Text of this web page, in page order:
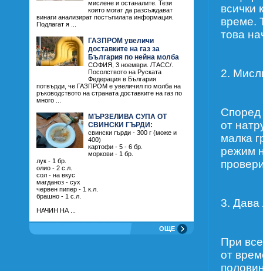
мислене и останалите. Тези
които могат да разсъждават
винаги анализират постъпилата информация.
Подлагат я ...
ГАЗПРОМ увеличи
доставките на газ за
България по нейна молба
СОФИЯ, 3 ноември. /ТАСС/.
Посолството на Руската
Федерация в България
потвърди, че ГАЗПРОМ е увеличил по молба на
ръководството на страната доставките на газ по
много ...
МЪРЗЕЛИВА СУПА ОТ
СВИНСКИ ГЪРДИ:
свински гърди - 300 г (може и
400)
картофи - 5 - 6 бр.
моркови - 1 бр.
лук - 1 бр.
олио - 2 с.л.
сол - на вкус
магданоз - сух
червен пипер - 1 к.л.
брашно - 1 с.л.
НАЧИН НА ...
ОЩЕ
всички
време.
това
2.
Според
от
малка
режим
3. Дава
При
от